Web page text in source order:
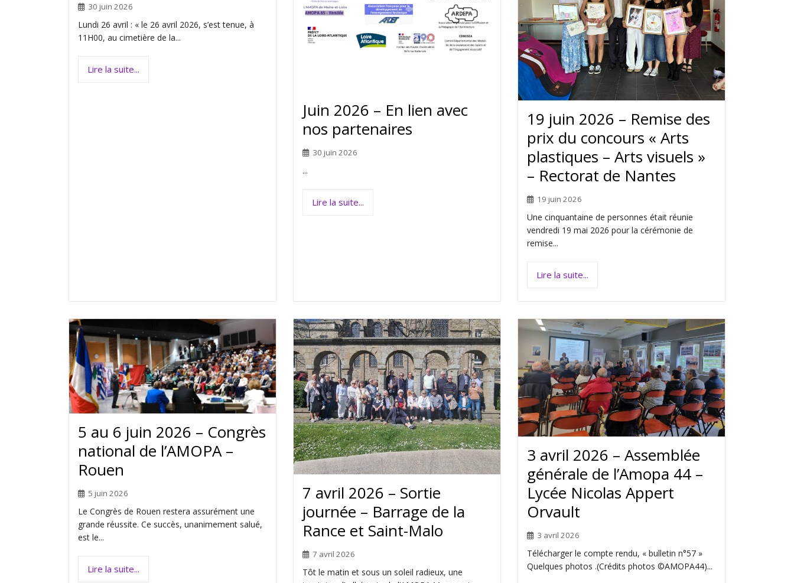
30 juin 2026
Lundi 26 avril : « le 26 avril 2026, s’est tenue, à
11H00, au cimetière de la...
Lire la suite...
Juin 2026 – En lien avec
nos partenaires
30 juin 2026
...
Lire la suite...
19 juin 2026 – Remise des
prix du concours « Arts
plastiques – Arts visuels »
– Rectorat de Nantes
19 juin 2026
Une cinquantaine de personnes était réunie
vendredi 19 mai 2026 pour la cérémonie de
remise...
Lire la suite...
5 au 6 juin 2026 – Congrès
national de l’AMOPA –
Rouen
5 juin 2026
Le Congrès de Rouen restera assurément une
grande réussite. Ce succès, unanimement salué,
est le...
Lire la suite...
7 avril 2026 – Sortie
journée – Barrage de la
Rance et Saint-Malo
7 avril 2026
Tôt le matin et sous un soleil radieux, une
3 avril 2026 – Assemblée
générale de l’Amopa 44 –
Lycée Nicolas Appert
Orvault
3 avril 2026
Télécharger le compte rendu, « bulletin n°57 »
Quelques photos .(Crédits photos ©AMOPA44)...